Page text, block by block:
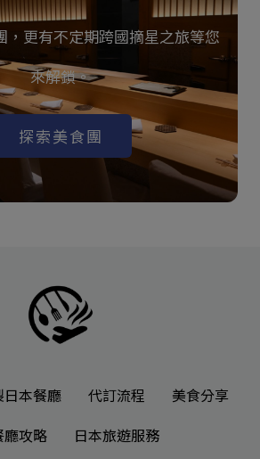
，更有不定期跨國摘星之旅等您
來解鎖。
探索美食團
日本餐廳 代訂流程
美食分享
廳攻略
日本旅遊服務